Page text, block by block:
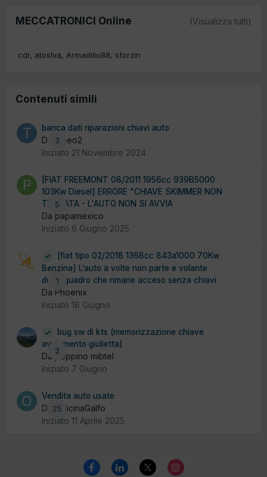
MECCATRONICI Online (Visualizza tutti)
cdr atoslva Armadillo88 sforzin
Contenuti simili
3
banca dati riparazioni chiavi auto
Da Tiseo2
Iniziato 21 Novembre 2024
5
[FIAT FREEMONT 08/2011 1956cc 939B5000
103Kw Diesel] ERRORE "CHIAVE SKIMMER NON
TROVATA - L'AUTO NON SI AVVIA
Da papamexico
Iniziato 6 Giugno 2025
1
[fiat tipo 02/2018 1368cc 843a1000 70Kw
Benzina] L’auto a volte non parte e volante
duro, quadro che rimane acceso senza chiavi
Da Phoenix
Iniziato 18 Giugno
2
bug sw di kts (memorizzazione chiave
avviamento giulietta)
Da peppino mibtel
Iniziato 7 Giugno
25
Vendita auto usate
Da OfficinaGalfo
Iniziato 11 Aprile 2025